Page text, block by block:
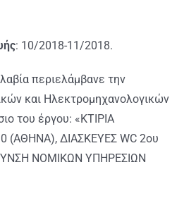
: 10/2018-11/2018.
περιελάμβανε την
και Ηλεκτρομηχανολογικών
του έργου: «ΚΤΙΡΙΑ
(ΑΘΗΝΑ), ΔΙΑΣΚΕΥΕΣ WC 2ου
ΝΟΜΙΚΩΝ ΥΠΗΡΕΣΙΩΝ